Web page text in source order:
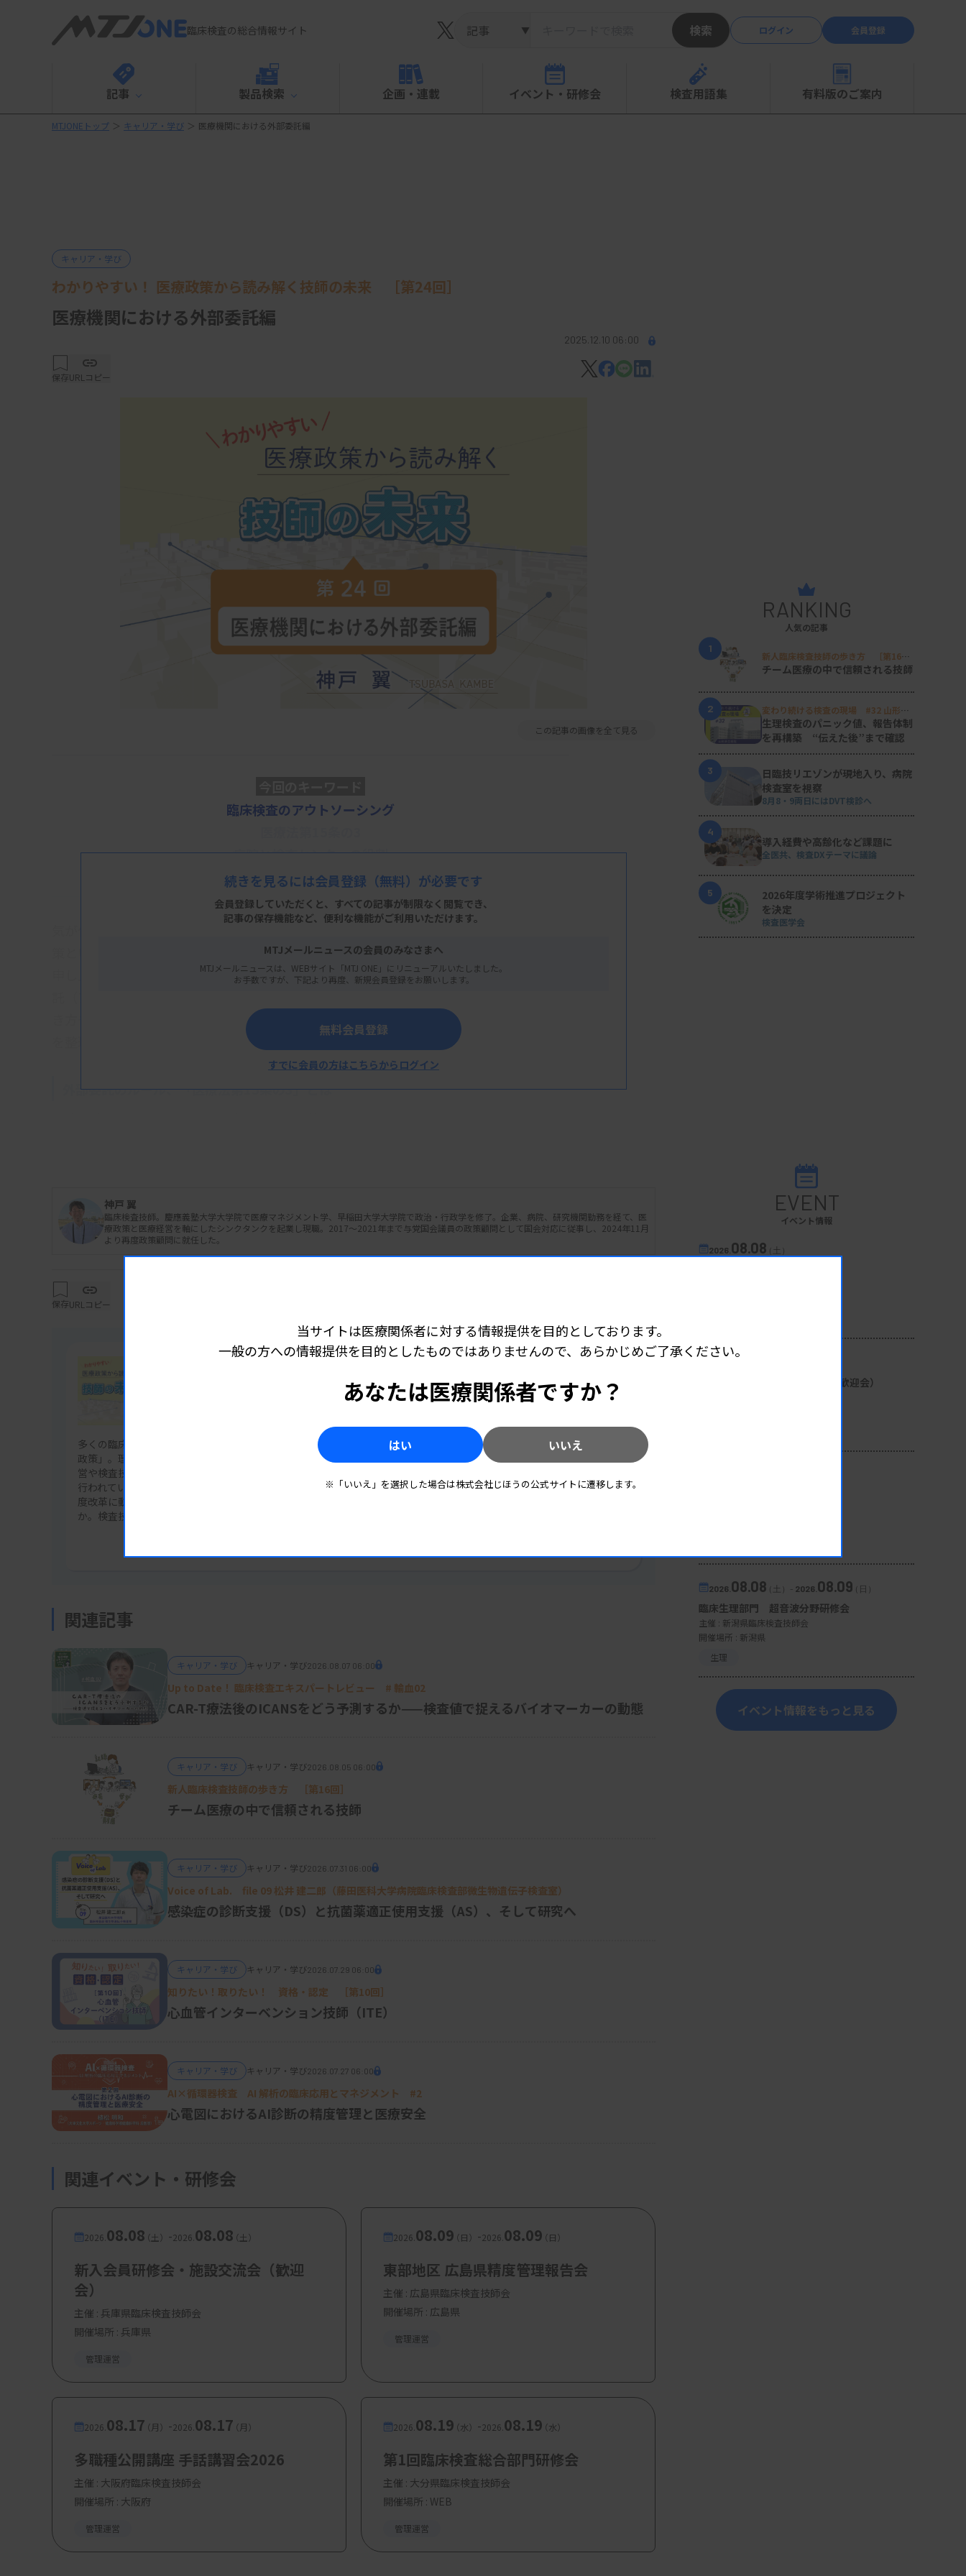
臨床検査の総合情報サイト ▼ 検索 ログイン 会員登録
記事 製品検索 企画・連載 イベント・研修会 検査用語集 有料版のご案内
MTJONEトップ ＞ キャリア・学び ＞ 医療機関における外部委託編
キャリア・学び
わかりやすい！ 医療政策から読み解く技師の未来 ［第24回］
医療機関における外部委託編
2025.12.10 06:00
保存URLコピー
この記事の画像を全て見る
臨床検査のアウトソーシング
病院と検査センターの役割
策というとっつきにくいテーマにもかかわらずこれまでお付き合いいただき、心より感謝
申し上げます。さて、医療現場では人手不足や業務の効率化を背景に、さまざまな外部委
き方や役割に影響を及ぼしています。今回は、医療法第15条の3を軸に制度と現場の関係
を整理し、病院と検査センターの役割を中心に考えてみます。
外部委託のルール、「医療法第15条の3」とは
検体検査を委託する際には、「登録衛生検査所」など、厚生労働省令で定める基準に合致
した施設に限られています。具体的には、医療関連サービス振興会の認定基準を満たして
いることを示す「医療関連サービスマーク」が交付されている業者などが想定されます。
どいくつかの要件が求められ、医療の質と信頼性が担保されるよう制度化されています。
これは単なる業務の分担ではなく、委託先の質がそのまま委託元の医療機関の信頼性につ
ながることを指し、外部である検査センターにおける臨床検査技師の関わり方、院内
FMS（Facility Management Service）、ブランチ契約における運用と職員・患者コミュ
ニケーション、再委託の問題も含めて、医療機関自身の「委託の責任」が強く問われてい
メリット、デメリットをどう考えるか
病院経営では、固定費を変動費化できないかという視点から戦略を立てることがありま
ことが難しいため、毎月同じだけ人件費がかかってきます。これは一般的に固定費と分類
惑に合致した手段の一つとなっています。また、人的資源の集中や夜間・休日の対応の柔
も見据え、限られた資源の中でいかに効率よく高品質な検査を実施するか。外部との連携
は病院にとって重要な選択肢となることを、現場の臨床検査技師も忘れてはいけません。
一方で、臨床検査室の価値は単なるデータ提供にとどまりません。臨床医と対話しながら
診療支援を行う役割、緊急対応、精度保証、そして技能の継承など、多面的な役割を担っ
ています。安易な外注化が進めば、臨床検査技師の専門性や総合力が薄れ、結果的に医療
の質そのものを損なう恐れがあります。
検査が必要となる場合や検査センターとの契約が終了した場合など、代替手段がなければ
業務が立ち行かなくなる可能性もあります。リスク管理の視点からもバランスの取れた内
製・外注の設計が必要です。
病院から外来診療がなくなる可能性
医療政策の潮流では、病院の入院機能を種別し地域ニーズに合致した入院診療に特化させ
ること、外来診療は地域のクリニックや在宅医療へと移る「機能分化」が進んでいます。
これらは限られた医療資源を地域で最適に活用するための動きで、地域医療構想や医療計
画などに反映されています。すでに外来機能を持たない病院も少しずつ現れていますが、
こうした傾向が広がれば、検体数が大きく落ち込む可能性も考えられます。加えて、医療
DX（デジタルトランスフォーメーション）が進展することで、検査結果の共有がクラウ
ド経由で可能となり、検査の「場所」に対する制約が薄れていきます。こうした環境下で
も想像されます。
一方で、過疎が進む地域では、検査センターも採算が取れず、医療機関の近くに委託先が
存在しないという現実も出てきています。民間検査センターにとっては商売であり、遠方
で成り立つ仕組みでは、持続可能なモデルとは言えません。
そうした中で、地域の中小病院や診療所が共同で検査ラボを運営するという形や、検査セ
ンターが生理検査や訪問検査まで担うといった、新たな仕組みが求められるかもしれませ
ん。単に施設単位で効率性を追求するのではなく、地域全体で支える「共創型臨床検査体
制」の構築が、これからの時代にふさわしい姿なのかもしれません。
医療機関における外部委託は、制度にのっとって適切に活用すれば、医療の持続性と安全
性の両立に貢献する手段です。ただし、それは「任せる」ことが目的ではなく、「地域医
療の持続という責任を共有する」ものであることを忘れてはなりません。
これからの臨床検査技師には、制度を正しく理解し、外注・内製の判断を専門職として支
える知識と視点が求められます。さらに、地域構造や医療ニーズの変化を読み解き、検査
続きを見るには会員登録 （無料）が必要です
会員登録していただくと、すべての記事が制限なく閲覧でき、
記事の保存機能など、便利な機能がご利用いただけます。
MTJメールニュースの会員のみなさまへ
MTJメールニュースは、WEBサイト「MTJ ONE」にリニューアルいたしました。
お手数ですが、下記より再度、新規会員登録をお願いします。
無料会員登録
すでに会員の方はこちらからログイン
神戸 翼
臨床検査技師。慶應義塾大学大学院で医療マネジメント学、早稲田大学大学院で政治・行政学を修了。企業、病院、研究機関勤務を経て、医
療政策と医療経営を軸にしたシンクタンクを起業し現職。2017～2021年まで与党国会議員の政策顧問として国会対応に従事し、2024年11月
より再度政策顧問に就任した。
保存URLコピー
多くの臨床検査技師にとって遠くに感じがちな「医療制度・
政策」。理解が難しいルールの話ではありますが、検査室運
営や検査技師の業務は厚生労働省等が定めたルールの枠内で
行われています。少子高齢化や地域医療再編を背景にした制
度改革に動きは、現場の検査室にどのように関係してくるの
か。検査技師の未来をわかりやすく解説します。
わかりやすい！ 医療政策から読み解く技師の未来
［第31回］
利益相反ガイドライン編
わかりやすい！ 医療政策から読み解く技師の未来
地方公営企業法編
関連記事
キャリア・学び キャリア・学び2026.08.07 06:00
Up to Date！ 臨床検査エキスパートレビュー # 輸血02
CAR-T療法後のICANSをどう予測するか——検査値で捉えるバイオマーカーの動態
キャリア・学び キャリア・学び2026.08.05 06:00
新人臨床検査技師の歩き方 ［第16回］
チーム医療の中で信頼される技師
キャリア・学び キャリア・学び2026.07.31 06:00
Voice of Lab. file 09 松井 建二郎（藤田医科大学病院臨床検査部微生物遺伝子検査室）
感染症の診断支援（DS）と抗菌薬適正使用支援（AS）、そして研究へ
キャリア・学び キャリア・学び2026.07.29 06:00
知りたい！取りたい！ 資格・認定 ［第10回］
心血管インターベンション技師（ITE）
キャリア・学び キャリア・学び2026.07.27 06:00
AI×循環器検査 AI 解析の臨床応用とマネジメント #2
心電図におけるAI診断の精度管理と医療安全
関連イベント・研修会
2026. 08.08（土） -2026. 08.08（土）
新入会員研修会・施設交流会（歓迎
会）
主催 : 兵庫県臨床検査技師会
開催場所 : 兵庫県
管理運営
2026. 08.09（日） -2026. 08.09（日）
東部地区 広島県精度管理報告会
主催 : 広島県臨床検査技師会
開催場所 : 広島県
管理運営
2026. 08.17（月） -2026. 08.17（月）
多職種公開講座 手話講習会2026
主催 : 大阪府臨床検査技師会
開催場所 : 大阪府
管理運営
2026. 08.19（水） -2026. 08.19（水）
第1回臨床検査総合部門研修会
主催 : 大分県臨床検査技師会
開催場所 : WEB
管理運営
RANKING
人気の記事
1
新人臨床検査技師の歩き方 ［第16
回］
チーム医療の中で信頼される技師
2
変わり続ける検査の現場 #32 山形済
生病院
生理検査のパニック値、報告体制
を再構築 “伝えた後”まで確認
3
日臨技リエゾンが現地入り、病院
検査室を視察
8月8・9両日にはDVT検診へ
4
導入経費や高齢化など課題に
全医共、検査DXテーマに議論
5
2026年度学術推進プロジェクト
を決定
検査医学会
EVENT
イベント情報
2026. 08.08（土）
08.08
新入会員研修会・施設交流会（歓迎会）
2026. 08.08（土） - 2026. 08.09 （日）
臨床生理部門 超音波分野研修会
主催 : 新潟県臨床検査技師会
開催場所 : 新潟県
生理
イベント情報をもっと見る
当サイトは医療関係者に対する情報提供を目的としております。
一般の方への情報提供を目的としたものではありませんので、あらかじめご了承ください。
あなたは医療関係者ですか？
はい いいえ
※「いいえ」を選択した場合は株式会社じほうの公式サイトに遷移します。